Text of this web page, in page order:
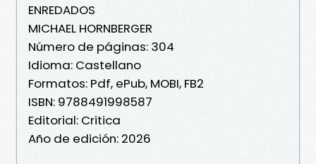
ENREDADOS
MICHAEL HORNBERGER
Número de páginas: 304
Idioma: Castellano
Formatos: Pdf, ePub, MOBI, FB2
ISBN: 9788491998587
Editorial: Critica
Año de edición: 2026